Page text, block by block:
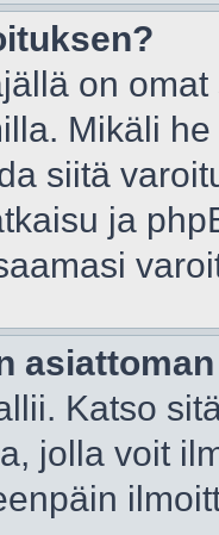
on
Mikäli
siitä
ja
Katso
jolla voit